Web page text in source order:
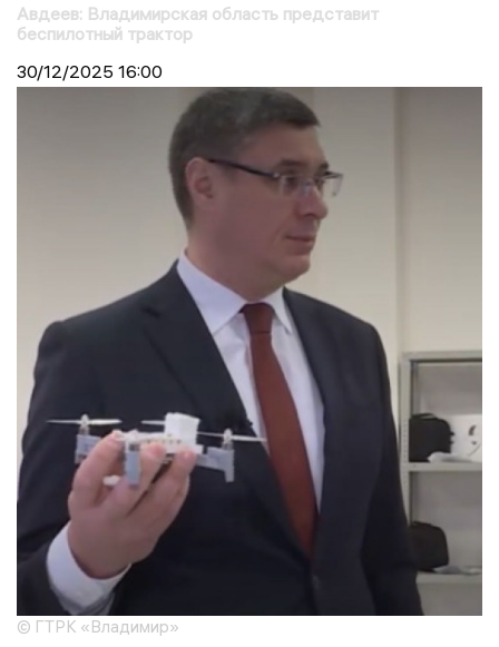
Авдеев: Владимирская область представит
беспилотный трактор
30/12/2025 16:00
© ГТРК «Владимир»